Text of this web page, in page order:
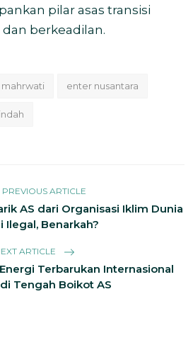
pilar asas transisi
berkeadilan.
enter nusantara
PREVIOUS ARTICLE
AS dari Organisasi Iklim Dunia
Ilegal, Benarkah?
ARTICLE
Terbarukan Internasional
Tengah Boikot AS